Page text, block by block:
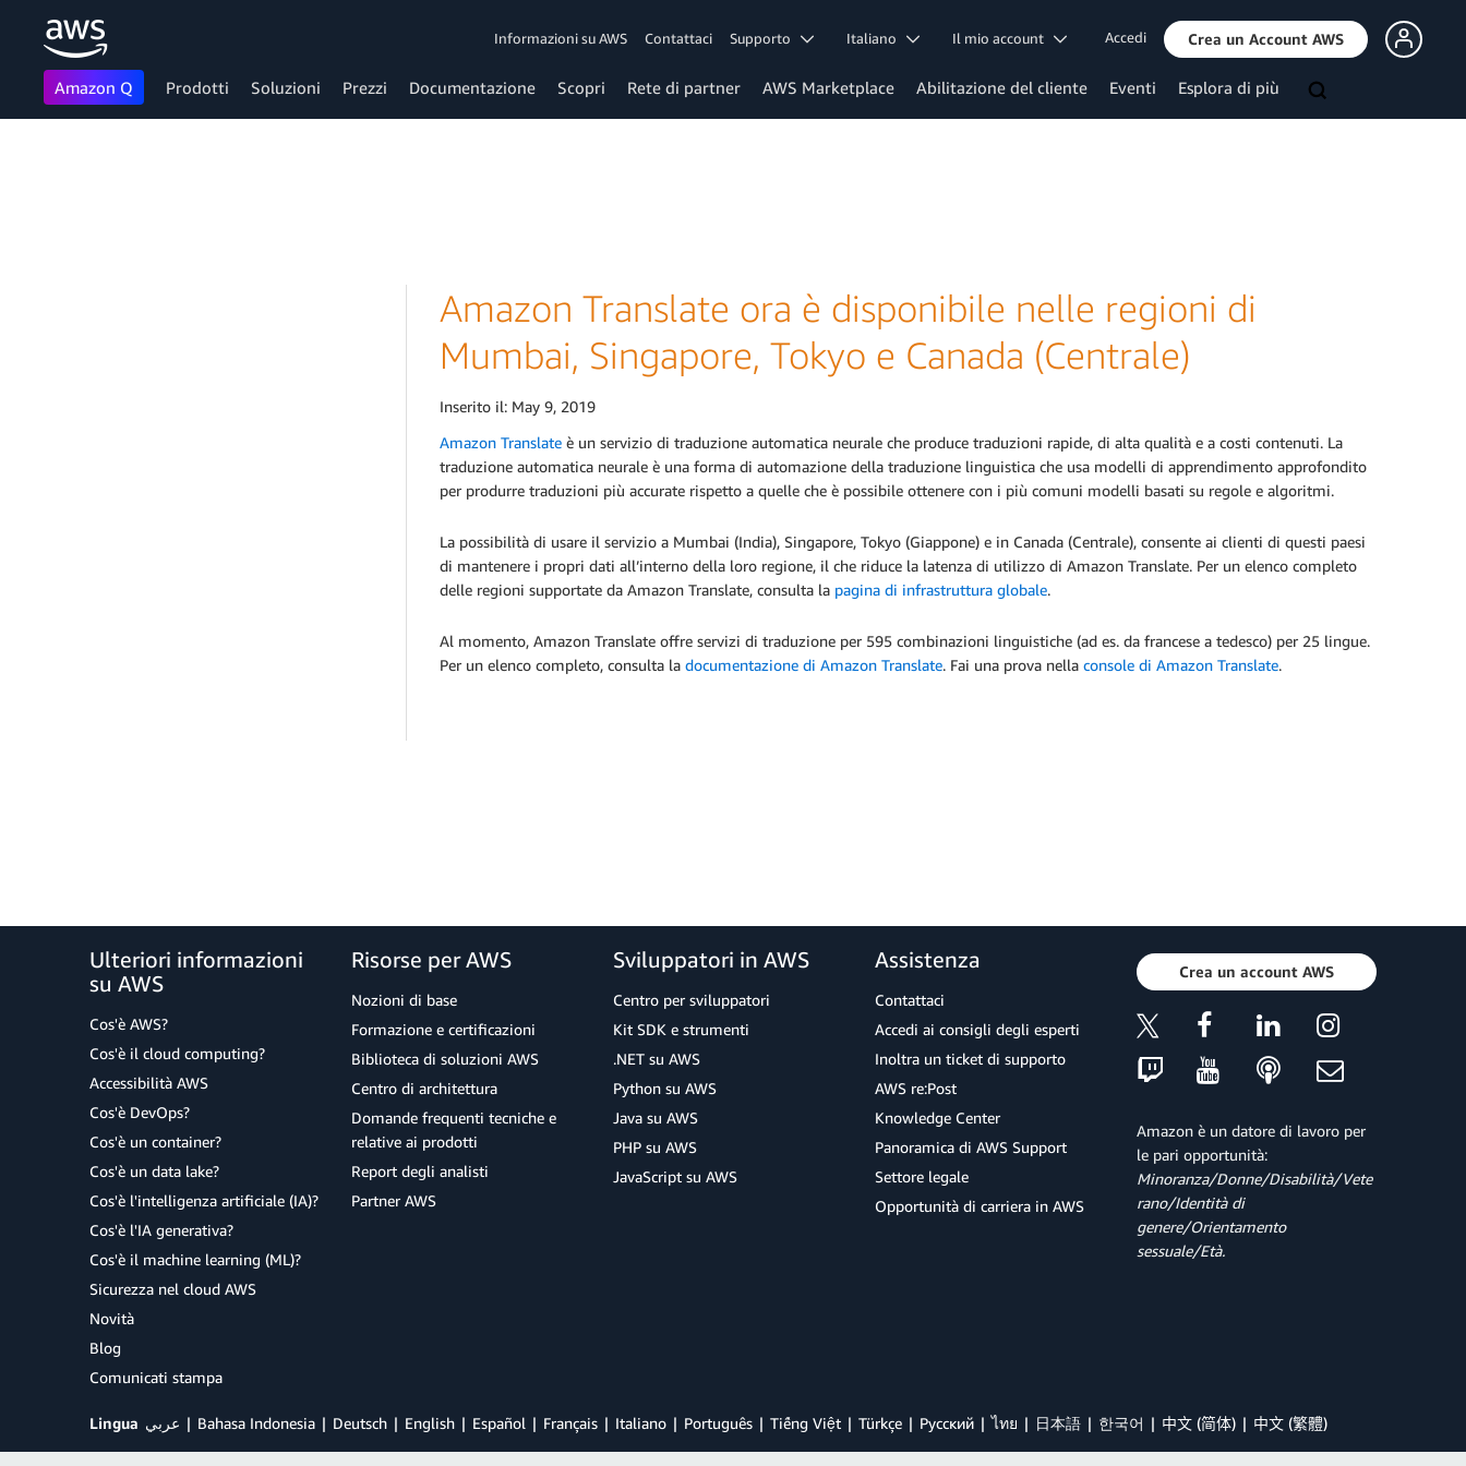
Informazioni su AWS Contattaci Supporto Italiano Il mio account Accedi Crea un Account AWS
Amazon Q Prodotti Soluzioni Prezzi Documentazione Scopri Rete di partner AWS Marketplace Abilitazione del cliente Eventi Esplora di più
Amazon Translate ora è disponibile nelle regioni di
Mumbai, Singapore, Tokyo e Canada (Centrale)
Inserito il: May 9, 2019
Amazon Translate è un servizio di traduzione automatica neurale che produce traduzioni rapide, di alta qualità e a costi contenuti. La
traduzione automatica neurale è una forma di automazione della traduzione linguistica che usa modelli di apprendimento approfondito
per produrre traduzioni più accurate rispetto a quelle che è possibile ottenere con i più comuni modelli basati su regole e algoritmi.
La possibilità di usare il servizio a Mumbai (India), Singapore, Tokyo (Giappone) e in Canada (Centrale), consente ai clienti di questi paesi
di mantenere i propri dati all’interno della loro regione, il che riduce la latenza di utilizzo di Amazon Translate. Per un elenco completo
delle regioni supportate da Amazon Translate, consulta la pagina di infrastruttura globale.
Al momento, Amazon Translate offre servizi di traduzione per 595 combinazioni linguistiche (ad es. da francese a tedesco) per 25 lingue.
Per un elenco completo, consulta la documentazione di Amazon Translate. Fai una prova nella console di Amazon Translate.
Ulteriori informazioni
su AWS
Cos'è AWS?
Cos'è il cloud computing?
Accessibilità AWS
Cos'è DevOps?
Cos'è un container?
Cos'è un data lake?
Cos'è l'intelligenza artificiale (IA)?
Cos'è l'IA generativa?
Cos'è il machine learning (ML)?
Sicurezza nel cloud AWS
Novità
Blog
Comunicati stampa
Risorse per AWS
Nozioni di base
Formazione e certificazioni
Biblioteca di soluzioni AWS
Centro di architettura
Domande frequenti tecniche e
relative ai prodotti
Report degli analisti
Partner AWS
Sviluppatori in AWS
Centro per sviluppatori
Kit SDK e strumenti
.NET su AWS
Python su AWS
Java su AWS
PHP su AWS
JavaScript su AWS
Assistenza
Contattaci
Accedi ai consigli degli esperti
Inoltra un ticket di supporto
AWS re:Post
Knowledge Center
Panoramica di AWS Support
Settore legale
Opportunità di carriera in AWS
Crea un account AWS
Amazon è un datore di lavoro per
le pari opportunità:
Minoranza/Donne/Disabilità/Vete
rano/Identità di
genere/Orientamento
sessuale/Età.
Lingua عربي Bahasa Indonesia Deutsch English Español Français Italiano Português Tiếng Việt Türkçe Ρусский ไทย 日本語 한국어 中文 (简体) 中文 (繁體)